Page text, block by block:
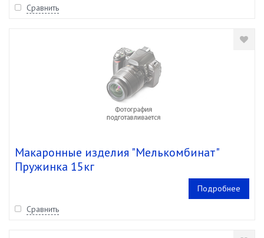
Сравнить
Макаронные изделия "Мелькомбинат"
Пружинка 15кг
Подробнее
Сравнить